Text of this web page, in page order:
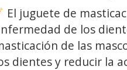
El juguete de
de los
de las
dientes y reducir la